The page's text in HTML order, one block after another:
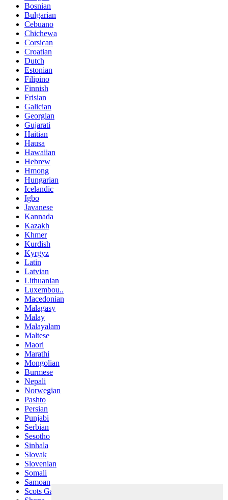
Bosnian
Bulgarian
Cebuano
Chichewa
Corsican
Croatian
Dutch
Estonian
Filipino
Finnish
Frisian
Galician
Georgian
Gujarati
Haitian
Hausa
Hawaiian
Hebrew
Hmong
Hungarian
Icelandic
Igbo
Javanese
Kannada
Kazakh
Khmer
Kurdish
Kyrgyz
Latin
Latvian
Lithuanian
Luxembou..
Macedonian
Malagasy
Malay
Malayalam
Maltese
Maori
Marathi
Mongolian
Burmese
Nepali
Norwegian
Pashto
Persian
Punjabi
Serbian
Sesotho
Sinhala
Slovak
Slovenian
Somali
Samoan
Scots Gaelic